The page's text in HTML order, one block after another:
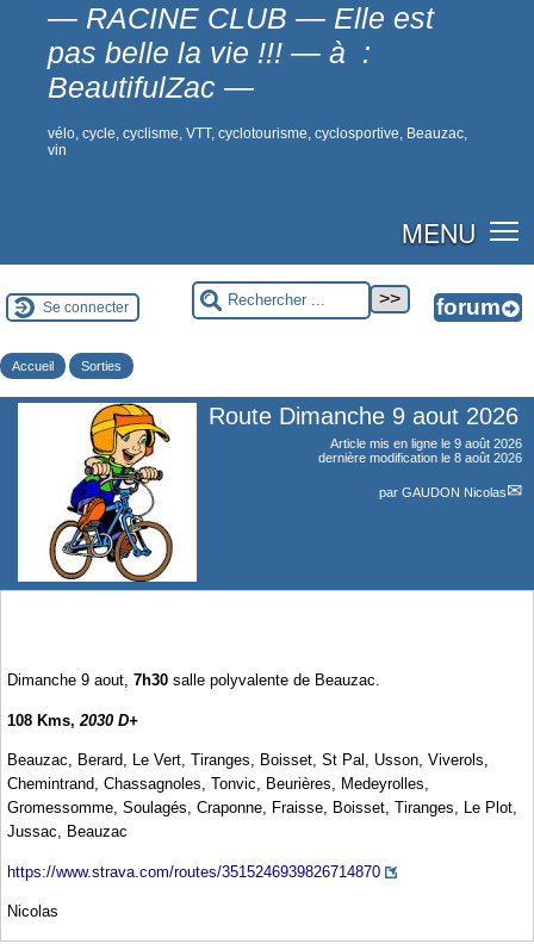
— RACINE CLUB — Elle est
pas belle la vie !!! — à :
BeautifulZac —
vélo, cycle, cyclisme, VTT, cyclotourisme, cyclosportive, Beauzac,
vin
MENU
Se connecter
Accueil Sorties
Route Dimanche 9 aout 2026
Article mis en ligne le 9 août 2026
dernière modification le 8 août 2026
par GAUDON Nicolas
Dimanche 9 aout, 7h30 salle polyvalente de Beauzac.
108 Kms, 2030 D+
Beauzac, Berard, Le Vert, Tiranges, Boisset, St Pal, Usson, Viverols,
Chemintrand, Chassagnoles, Tonvic, Beurières, Medeyrolles,
Gromessomme, Soulagés, Craponne, Fraisse, Boisset, Tiranges, Le Plot,
Jussac, Beauzac
https://www.strava.com/routes/3515246939826714870
Nicolas